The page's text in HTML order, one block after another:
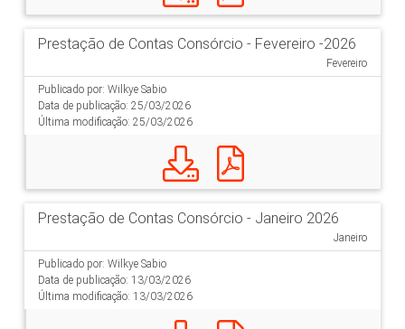
Prestação de Contas Consórcio - Fevereiro -2026
Fevereiro
Publicado por: Wilkye Sabio
Data de publicação: 25/03/2026
Última modificação: 25/03/2026
Prestação de Contas Consórcio - Janeiro 2026
Janeiro
Publicado por: Wilkye Sabio
Data de publicação: 13/03/2026
Última modificação: 13/03/2026